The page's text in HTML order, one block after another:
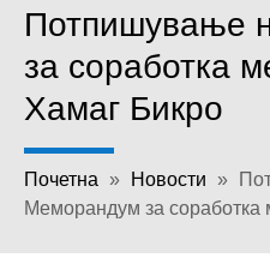
Потпишување
за соработка
Хамаг Бикро
Почетна » Новости »
Меморандум за